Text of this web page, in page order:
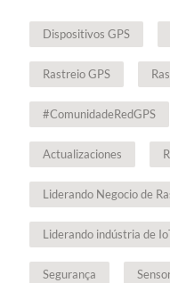
Dispositivos GPS
Rastreio GPS
#ComunidadeRedGPS
Actualizaciones
Liderando Negocio de
Liderando indústria de
Segurança